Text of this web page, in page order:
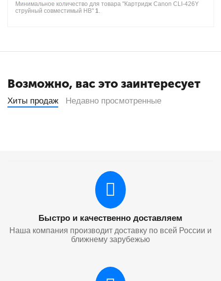
Минимальное количество для товара "Картридж Canon CLI-426Y
струйный совместимый HB" 1.
Возможно, вас это заинтересует
Хиты продаж Недавно просмотренные
Быстро и качественно доставляем
Наша компания производит доставку по всей России и
ближнему зарубежью